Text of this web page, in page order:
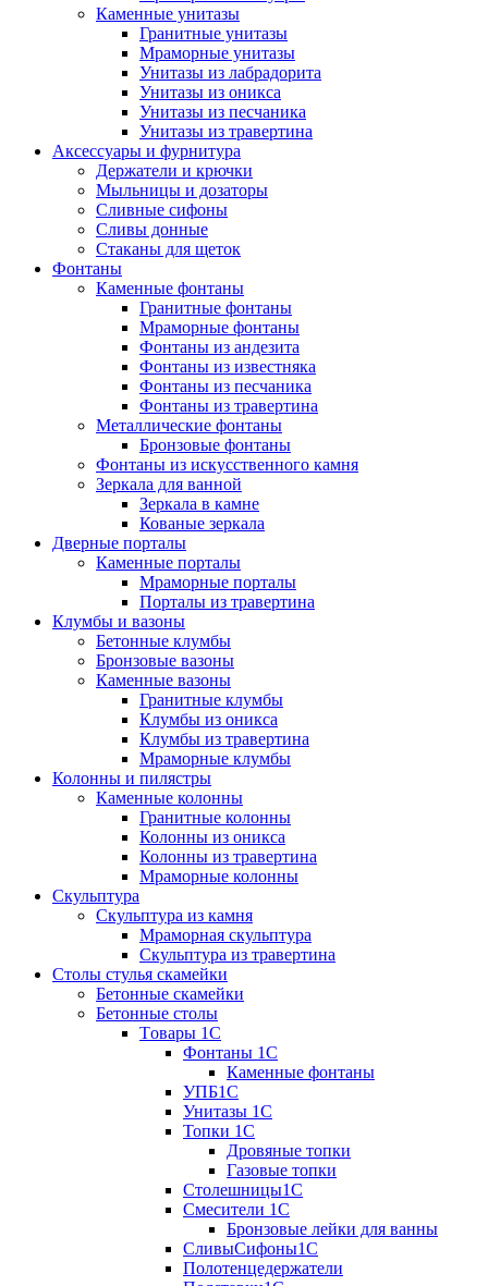
Каменные унитазы
Гранитные унитазы
Мраморные унитазы
Унитазы из лабрадорита
Унитазы из оникса
Унитазы из песчаника
Унитазы из травертина
Аксессуары и фурнитура
Держатели и крючки
Мыльницы и дозаторы
Сливные сифоны
Сливы донные
Стаканы для щеток
Фонтаны
Каменные фонтаны
Гранитные фонтаны
Мраморные фонтаны
Фонтаны из андезита
Фонтаны из известняка
Фонтаны из песчаника
Фонтаны из травертина
Металлические фонтаны
Бронзовые фонтаны
Фонтаны из искусственного камня
Зеркала для ванной
Зеркала в камне
Кованые зеркала
Дверные порталы
Каменные порталы
Мраморные порталы
Порталы из травертина
Клумбы и вазоны
Бетонные клумбы
Бронзовые вазоны
Каменные вазоны
Гранитные клумбы
Клумбы из оникса
Клумбы из травертина
Мраморные клумбы
Колонны и пилястры
Каменные колонны
Гранитные колонны
Колонны из оникса
Колонны из травертина
Мраморные колонны
Скульптура
Скульптура из камня
Мраморная скульптура
Скульптура из травертина
Столы стулья скамейки
Бетонные скамейки
Бетонные столы
Tовары 1C
Фонтаны 1C
Каменные фонтаны
УПБ1С
Унитазы 1С
Топки 1С
Дровяные топки
Газовые топки
Столешницы1С
Смесители 1С
Бронзовые лейки для ванны
СливыСифоны1С
Полотенцедержатели